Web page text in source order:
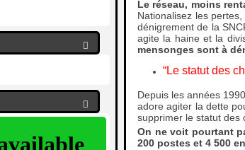


Le réseau, moins
Nationalisez les
dénigrement de la
agite la haine et la
mensonges sont à
“Le statut des
Depuis les années
adore agiter la dette
supprimer le statut des
On ne voit pourtant
200 postes et 4 500